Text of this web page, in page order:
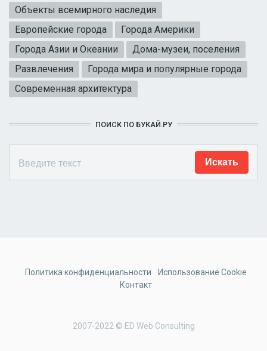
Объекты всемирного наследия
Европейские города
Города Америки
Города Азии и Океании
Дома-музеи, поселения
Развлечения
Города мира и популярные города
Современная архитектура
ПОИСК ПО БУКАЙ.РУ
2007-2022 © ED Web Consulting
Политика конфиденциальности
Использование Cookie
Контакт